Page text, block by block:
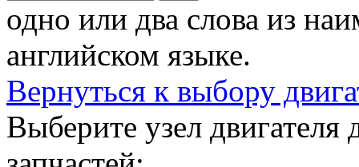
одно или два слова из
английском языке.
Вернуться к выбору
Выберите узел